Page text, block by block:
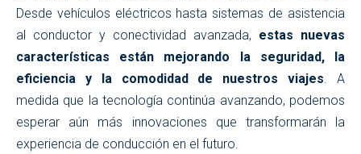
Desde vehículos eléctricos hasta sistemas de asistencia
al conductor y conectividad avanzada, estas nuevas
características están mejorando la seguridad, la
eficiencia y la comodidad de nuestros viajes. A
medida que la tecnología continúa avanzando, podemos
esperar aún más innovaciones que transformarán la
experiencia de conducción en el futuro.